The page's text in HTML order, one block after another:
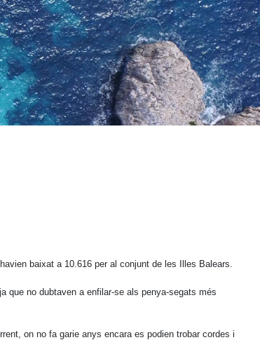
baixat a 10.616 per al conjunt de les Illes Balears.
que no dubtaven a enfilar-se als penya-segats més
on no fa garie anys encara es podien trobar cordes i